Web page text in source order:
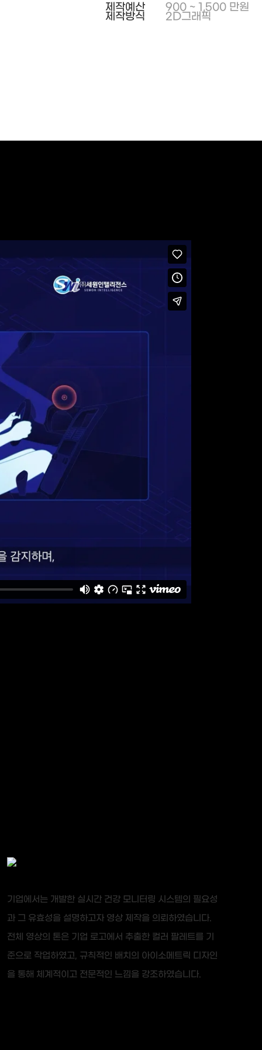
제작예산 900 ~ 1,500 만원
제작방식 2D그래픽
기업에서는 개발한 실시간 건강 모니터링 시스템의 필요성
과 그 유효성을 설명하고자 영상 제작을 의뢰하였습니다.
전체 영상의 톤은 기업 로고에서 추출한 컬러 팔레트를 기
준으로 작업하였고, 규칙적인 배치의 아이소메트릭 디자인
을 통해 체계적이고 전문적인 느낌을 강조하였습니다.